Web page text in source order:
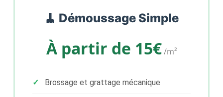
🧹 Démoussage Simple
À partir de 15€/m²
Brossage et grattage mécanique